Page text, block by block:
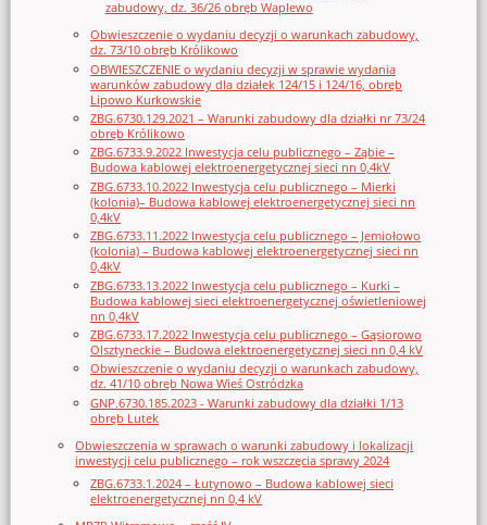
zabudowy, dz. 36/26 obręb Waplewo
Obwieszczenie o wydaniu decyzji o warunkach zabudowy,
dz. 73/10 obręb Królikowo
OBWIESZCZENIE o wydaniu decyzji w sprawie wydania
warunków zabudowy dla działek 124/15 i 124/16, obręb
Lipowo Kurkowskie
ZBG.6730.129.2021 – Warunki zabudowy dla działki nr 73/24
obręb Królikowo
ZBG.6733.9.2022 Inwestycja celu publicznego – Ząbie –
Budowa kablowej elektroenergetycznej sieci nn 0,4kV
ZBG.6733.10.2022 Inwestycja celu publicznego – Mierki
(kolonia)– Budowa kablowej elektroenergetycznej sieci nn
0,4kV
ZBG.6733.11.2022 Inwestycja celu publicznego – Jemiołowo
(kolonia) – Budowa kablowej elektroenergetycznej sieci nn
0,4kV
ZBG.6733.13.2022 Inwestycja celu publicznego – Kurki –
Budowa kablowej sieci elektroenergetycznej oświetleniowej
nn 0,4kV
ZBG.6733.17.2022 Inwestycja celu publicznego – Gąsiorowo
Olsztyneckie – Budowa elektroenergetycznej sieci nn 0,4 kV
Obwieszczenie o wydaniu decyzji o warunkach zabudowy,
dz. 41/10 obręb Nowa Wieś Ostródzka
GNP.6730.185.2023 - Warunki zabudowy dla działki 1/13
obręb Lutek
Obwieszczenia w sprawach o warunki zabudowy i lokalizacji
inwestycji celu publicznego – rok wszczęcia sprawy 2024
ZBG.6733.1.2024 – Łutynowo – Budowa kablowej sieci
elektroenergetycznej nn 0,4 kV